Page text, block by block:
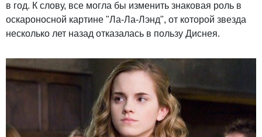
в год. К слову, все могла бы изменить знаковая роль в
оскароносной картине "Ла-Ла-Лэнд", от которой звезда
несколько лет назад отказалась в пользу Диснея.